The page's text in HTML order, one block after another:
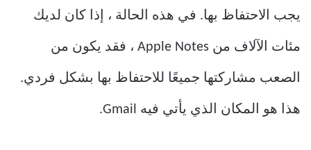
يجب الاحتفاظ بها. في هذه الحالة ، إذا كان لديك
مئات الآلاف من Apple Notes ، فقد يكون من
الصعب مشاركتها جميعًا للاحتفاظ بها بشكل فردي.
هذا هو المكان الذي يأتي فيه Gmail.